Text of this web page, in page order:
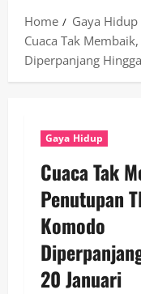
Home
Gaya Hidup
Cuaca Tak
Diperpanjang
Gaya Hidup
Cuaca Tak
Penutupan
Komodo
20 Januari